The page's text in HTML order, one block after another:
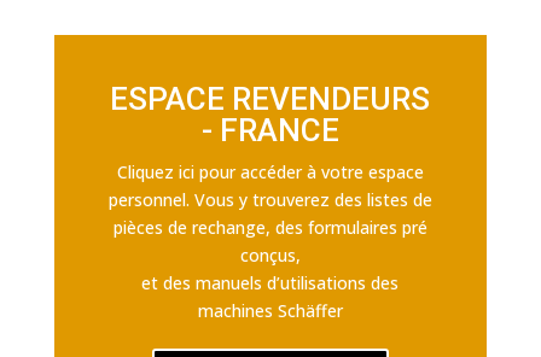
ESPACE REVENDEURS
- FRANCE
Cliquez ici pour accéder à votre espace
personnel. Vous y trouverez des listes de
pièces de rechange, des formulaires pré
conçus,
et des manuels d’utilisations des
machines Schäffer